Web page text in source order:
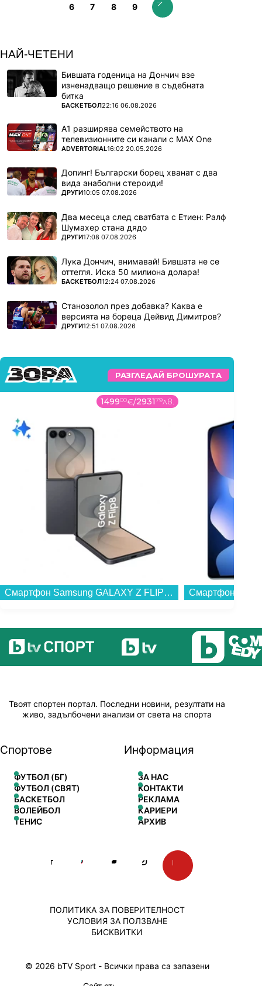
6 7 8 9
НАЙ-ЧЕТЕНИ
Бившата годеница на Дончич взе
изненадващо решение в съдебната
битка
ПОВЕЧЕ ОТ
БАСКЕТБОЛ22:16 06.08.2026
А1 разширява семейството на
телевизионните си канали с MAX One
ПОВЕЧЕ ОТ
ADVERTORIAL16:02 20.05.2026
Допинг! Български борец хванат с два
вида анаболни стероиди!
ПОВЕЧЕ ОТ
ДРУГИ10:05 07.08.2026
Два месеца след сватбата с Етиен: Ралф
Шумахер стана дядо
ПОВЕЧЕ ОТ
ДРУГИ17:08 07.08.2026
Лука Дончич, внимавай! Бившата не се
оттегля. Иска 50 милиона долара!
ПОВЕЧЕ ОТ
БАСКЕТБОЛ12:24 07.08.2026
Станозолол през добавка? Каква е
версията на бореца Дейвид Димитров?
ПОВЕЧЕ ОТ
ДРУГИ12:51 07.08.2026
РАЗГЛЕДАЙ БРОШУРАТА
21999€/43027лв.
Смартфон Xiaomi REDMI NOTE 15 256/8 GLACIER BLUE , 256 GB, 8 GB...
Твоят спортен портал. Последни новини, резултати на
живо, задълбочени анализи от света на спорта
Спортове
ФУТБОЛ (БГ)
ФУТБОЛ (СВЯТ)
БАСКЕТБОЛ
ВОЛЕЙБОЛ
ТЕНИС
Информация
ЗА НАС
КОНТАКТИ
РЕКЛАМА
КАРИЕРИ
АРХИВ
© 2026 bTV Sport - Всички права са запазени
ПОЛИТИКА ЗА ПОВЕРИТЕЛНОСТ
УСЛОВИЯ ЗА ПОЛЗВАНЕ
БИСКВИТКИ
Сайт от: